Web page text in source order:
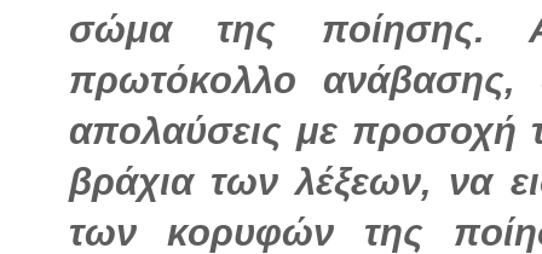
σώμα της ποίησης.
πρωτόκολλο
απολαύσεις με προσοχή
βράχια των λέξεων, να
των κορυφών της